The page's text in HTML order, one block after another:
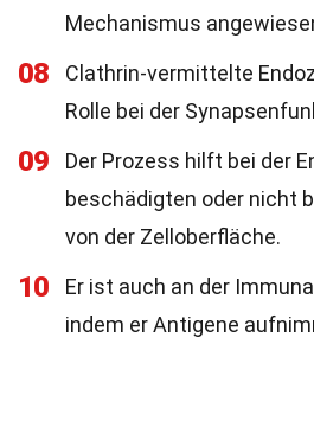
Mechanismus
08
Clathrin-vermittelte
Rolle bei der
09
Der Prozess hilft bei der
beschädigten oder nicht
von der Zelloberfläche.
10
Er ist auch an der
indem er Antigene